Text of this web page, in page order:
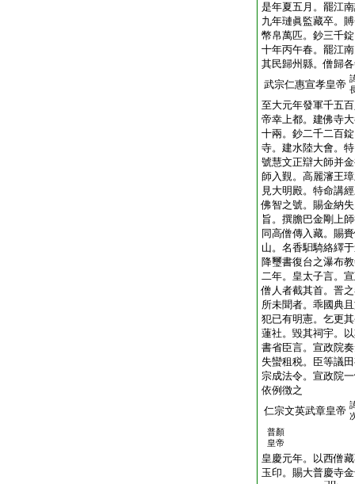
是年夏五月。罷江
九年璉眞監藏卒。
幣帛萬匹。鈔三千
十年丙午春。罷江
其民歸州縣。僧歸
武宗仁惠宣孝皇帝
至大元年發軍千五
帝幸上都。建佛寺
十兩。鈔二千二百
寺。建水陸大會。
號慧文正辯大師并
師入覲。高麗瀋王
見大明殿。特命講
佛智之號。賜金納
旨。撰膽巴金剛上
同高僧傳入藏。賜
山。名香馹騎絡繹
降璽書復台之瀑布
二年。皇太子言。
僧人者截其首。詈
所未聞者。乖國典
犯已有明憲。乞更
蓮社。毀其祠宇。
書省臣言。宣政院
失蠻租税。臣等議
宗成法令。宣政院
依例徴之
仁宗文英武章皇帝
普顏
皇帝
皇慶元年。以西僧
玉印。賜大普慶寺